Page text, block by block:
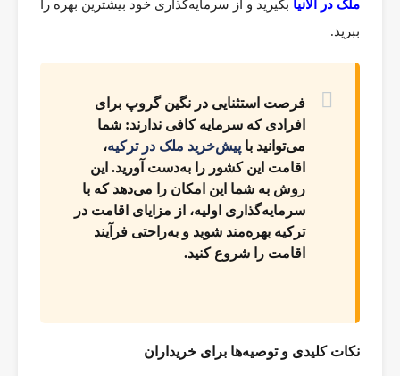
ملک در آلانیا بگیرید و از سرمایه‌گذاری خود بیشترین بهره را
ببرید.
فرصت استثنایی در نگین گروپ برای
افرادی که سرمایه کافی ندارند: شما
می‌توانید با پیش‌خرید ملک در ترکیه،
اقامت این کشور را به‌دست آورید. این
روش به شما این امکان را می‌دهد که با
سرمایه‌گذاری اولیه، از مزایای اقامت در
ترکیه بهره‌مند شوید و به‌راحتی فرآیند
اقامت را شروع کنید.
نکات کلیدی و توصیه‌ها برای خریداران